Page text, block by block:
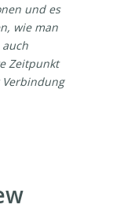
und es
wie man
Zeitpunkt